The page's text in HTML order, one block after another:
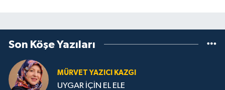
Son Köşe Yazıları
MÜRVET YAZICI KAZGI
UYGAR İÇİN EL ELE